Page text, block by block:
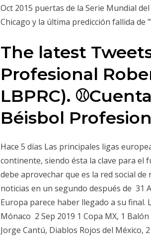
Oct 2015 puertas de la Serie Mundial
Chicago y la última predicción fallida de
The latest
Profesional
LBPRC).
Béisbol
Hace 5 días Las principales ligas
continente, siendo ésta la clave para
debe aprovechar que es la red social
noticias en un segundo después de 31
Europa parece haber llegado a su final.
Mónaco 2 Sep 2019 1 Copa MX, 1
Jorge Cantú, Diablos Rojos del México,